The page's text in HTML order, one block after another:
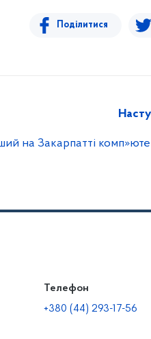
Поділитися
на Закарпатті
Діяльність
Роботодавцям
Телефон
+380 (44) 293-17-56